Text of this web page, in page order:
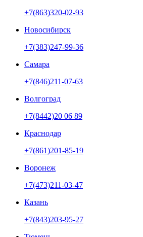
+7(863)320-02-93
Новосибирск
+7(383)247-99-36
Самара
+7(846)211-07-63
Волгоград
+7(8442)20 06 89
Краснодар
+7(861)201-85-19
Воронеж
+7(473)211-03-47
Казань
+7(843)203-95-27